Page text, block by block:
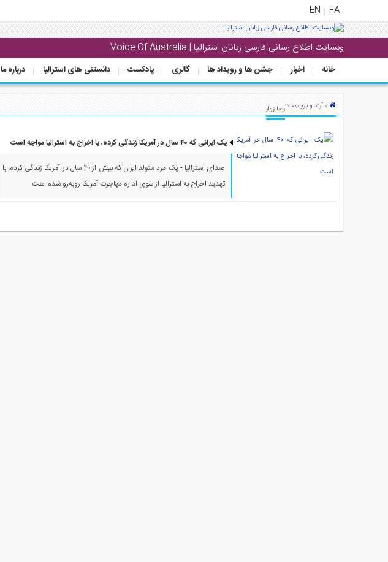
FA
EN
وبسایت اطلاع رسانی فارسی زبانان استرالیا | Voice Of Australia
خانه اخبار جشن ها و رویداد ها گالری پادکست دانستنی های استرالیا درباره ما
اصلی
خانه
» آرشیو برچسب:رضا زوار
یک ایرانی که ۴۰ سال در آمریکا زندگی کرده، با اخراج به استرالیا مواجه است
صدای استرالیا - یک مرد متولد ایران که بیش از ۴۰ سال در آمریکا زندگی کرده، با
تهدید اخراج به استرالیا از سوی اداره مهاجرت آمریکا روبه‌رو شده است.